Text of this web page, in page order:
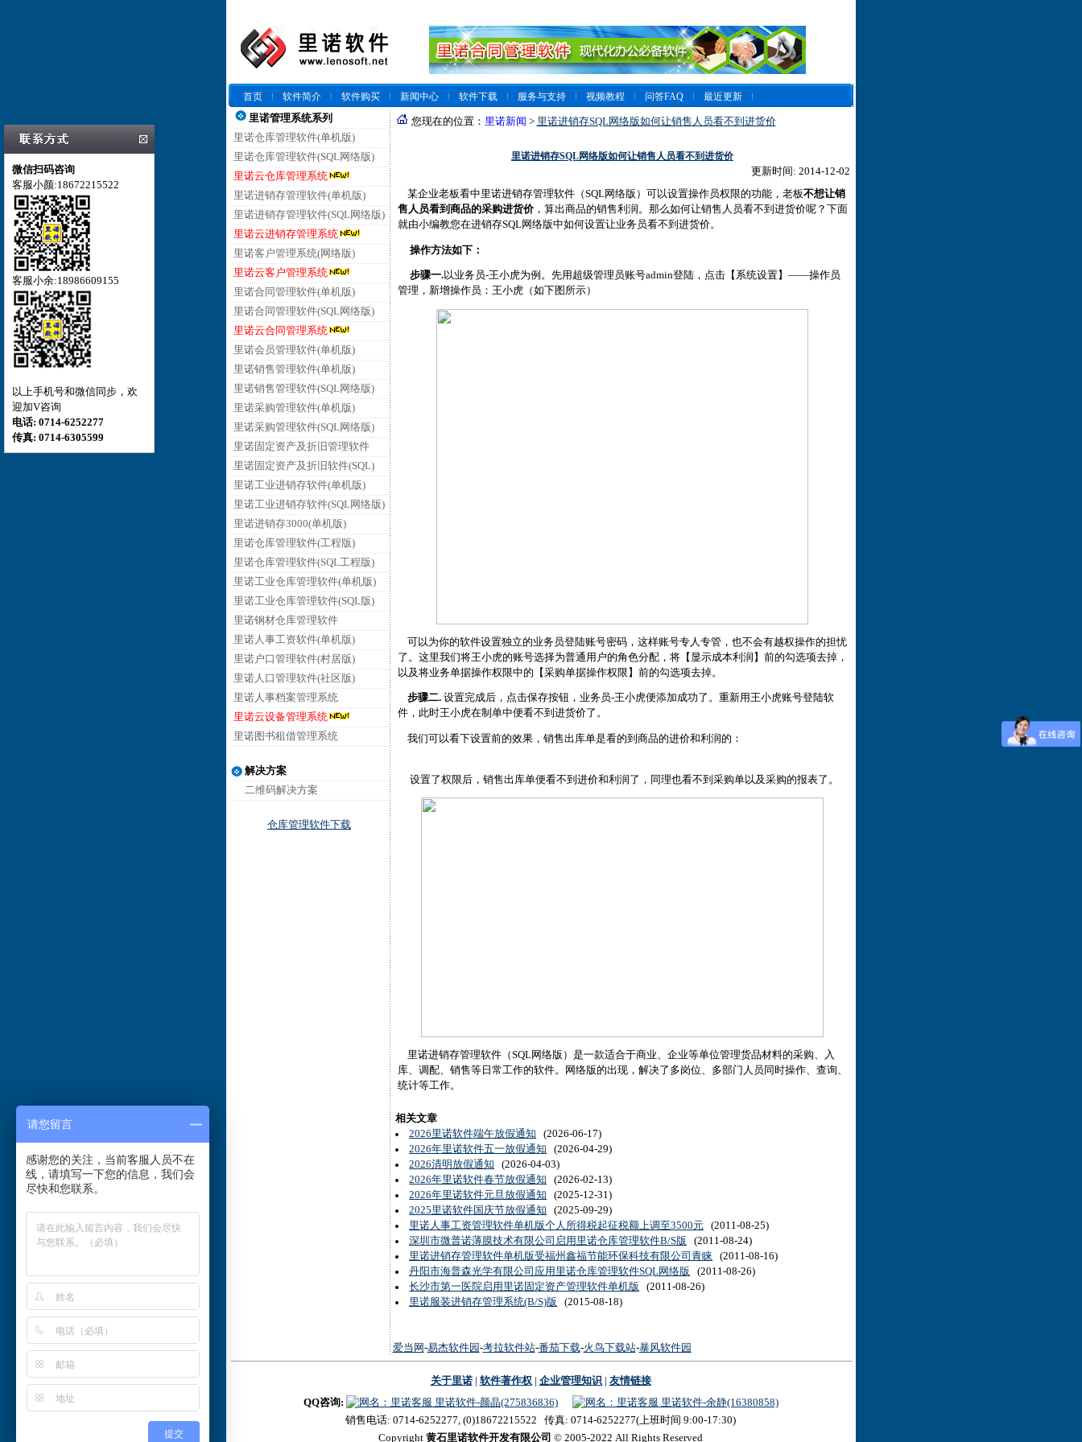
首页 软件简介 软件购买 新闻中心 软件下载 服务与支持 视频教程 问答FAQ
最近更新
里诺管理系统系列
里诺仓库管理软件(单机版)
里诺仓库管理软件(SQL网络版)
里诺云仓库管理系统
里诺进销存管理软件(单机版)
里诺进销存管理软件(SQL网络版)
里诺云进销存管理系统
里诺客户管理系统(网络版)
里诺云客户管理系统
里诺合同管理软件(单机版)
里诺合同管理软件(SQL网络版)
里诺云合同管理系统
里诺会员管理软件(单机版)
里诺销售管理软件(单机版)
里诺销售管理软件(SQL网络版)
里诺采购管理软件(单机版)
里诺采购管理软件(SQL网络版)
里诺固定资产及折旧管理软件
里诺固定资产及折旧软件(SQL)
里诺工业进销存软件(单机版)
里诺工业进销存软件(SQL网络版)
里诺进销存3000(单机版)
里诺仓库管理软件(工程版)
里诺仓库管理软件(SQL工程版)
里诺工业仓库管理软件(单机版)
里诺工业仓库管理软件(SQL版)
里诺钢材仓库管理软件
里诺人事工资软件(单机版)
里诺户口管理软件(村居版)
里诺人口管理软件(社区版)
里诺人事档案管理系统
里诺云设备管理系统
里诺图书租借管理系统
解决方案
二维码解决方案
仓库管理软件下载
您现在的位置： 里诺新闻 > 里诺进销存SQL网络版如何让销售人员看不到进货价
里诺进销存SQL网络版如何让销售人员看不到进货价
更新时间: 2014-12-02
某企业老板看中里诺进销存管理软件（SQL网络版）可以设置操作员权限的功能，老板不想让销
售人员看到商品的采购进货价，算出商品的销售利润。那么如何让销售人员看不到进货价呢？下面
就由小编教您在进销存SQL网络版中如何设置让业务员看不到进货价。
操作方法如下：
步骤一.以业务员-王小虎为例。先用超级管理员账号admin登陆，点击【系统设置】——操作员
管理，新增操作员：王小虎（如下图所示）
可以为你的软件设置独立的业务员登陆账号密码，这样账号专人专管，也不会有越权操作的担忧
了。这里我们将王小虎的账号选择为普通用户的角色分配，将【显示成本利润】前的勾选项去掉，
以及将业务单据操作权限中的【采购单据操作权限】前的勾选项去掉。
步骤二. 设置完成后，点击保存按钮，业务员-王小虎便添加成功了。重新用王小虎账号登陆软
件，此时王小虎在制单中便看不到进货价了。
我们可以看下设置前的效果，销售出库单是看的到商品的进价和利润的：
设置了权限后，销售出库单便看不到进价和利润了，同理也看不到采购单以及采购的报表了。
里诺进销存管理软件（SQL网络版）是一款适合于商业、企业等单位管理货品材料的采购、入
库、调配、销售等日常工作的软件。网络版的出现，解决了多岗位、多部门人员同时操作、查询、
统计等工作。
相关文章
2026里诺软件端午放假通知 (2026-06-17)
2026年里诺软件五一放假通知 (2026-04-29)
2026清明放假通知 (2026-04-03)
2026年里诺软件春节放假通知 (2026-02-13)
2026年里诺软件元旦放假通知 (2025-12-31)
2025里诺软件国庆节放假通知 (2025-09-29)
里诺人事工资管理软件单机版个人所得税起征税额上调至3500元 (2011-08-25)
深圳市微普诺薄膜技术有限公司启用里诺仓库管理软件B/S版 (2011-08-24)
里诺进销存管理软件单机版受福州鑫福节能环保科技有限公司青睐 (2011-08-16)
丹阳市海普森光学有限公司应用里诺仓库管理软件SQL网络版 (2011-08-26)
长沙市第一医院启用里诺固定资产管理软件单机版 (2011-08-26)
里诺服装进销存管理系统(B/S)版 (2015-08-18)
爱当网 -易杰软件园 -考拉软件站-番茄下载-火鸟下载站-暴风软件园
关于里诺| 软件著作权| 企业管理知识| 友情链接
QQ咨询:
里诺软件-颜晶(275836836) 里诺软件-余静(16380858)
微信扫码咨询
客服小颜:18672215522
客服小余:18986609155
以上手机号和微信同步，欢
迎加V咨询
电话: 0714-6252277
传真: 0714-6305599
销售电话: 0714-6252277, (0)18672215522 传真: 0714-6252277(上班时间 9:00-17:30)
Copyright 黄石里诺软件开发有限公司 © 2005-2022 All Rights Reserved
请您留言
感谢您的关注，当前客服人员不在
线，请填写一下您的信息，我们会
尽快和您联系。
提交